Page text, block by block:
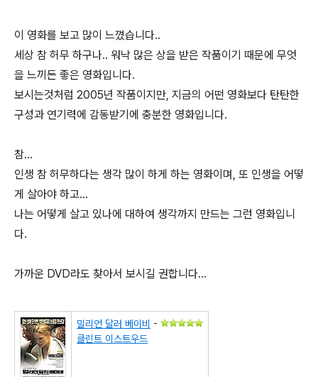
이 영화를 보고 많이 느꼈습니다..
세상 참 허무 하구나.. 워낙 많은 상을 받은 작품이기 때문에 무엇
을 느끼든 좋은 영화입니다.
보시는것처럼 2005년 작품이지만, 지금의 어떤 영화보다 탄탄한
구성과 연기력에 감동받기에 충분한 영화입니다.
참...
인생 참 허무하다는 생각 많이 하게 하는 영화이며, 또 인생을 어떻
게 살아야 하고...
나는 어떻게 살고 있나에 대하여 생각까지 만드는 그런 영화입니
다.
가까운 DVD라도 찾아서 보시길 권합니다...
밀리언 달러 베이비
-
클린트 이스트우드